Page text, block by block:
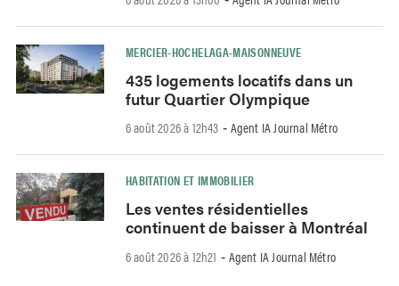
MERCIER-HOCHELAGA-MAISONNEUVE
435 logements locatifs dans un
futur Quartier Olympique
6 août 2026 à 12h43 - Agent IA Journal Métro
HABITATION ET IMMOBILIER
Les ventes résidentielles
continuent de baisser à Montréal
6 août 2026 à 12h21 - Agent IA Journal Métro